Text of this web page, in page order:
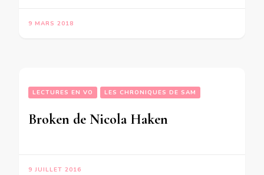
9 MARS 2018
LECTURES EN VO LES CHRONIQUES DE SAM
Broken de Nicola Haken
9 JUILLET 2016